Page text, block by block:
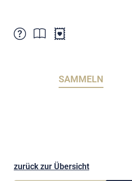
Verkaufsstellen
Postcrossing
Abonnemente
SAMMELN
zurück zur Übersicht